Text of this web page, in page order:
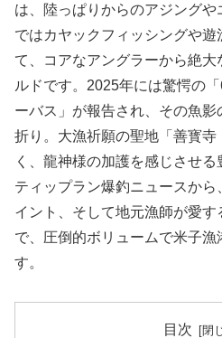
は、陸っぱりからのアジング
ではカヤックフィッシングや
て、コアなアングラーから絶
ルドです。2025年には驚愕の
ーバス」が報告され、その魚
折り。大漁祈願の聖地「善寳
く、龍神様の加護を感じさせ
ティップラン爆釣ニュースか
イント、そして地元漁師が愛す
で、圧倒的ボリュームで米子漁
す。
目次